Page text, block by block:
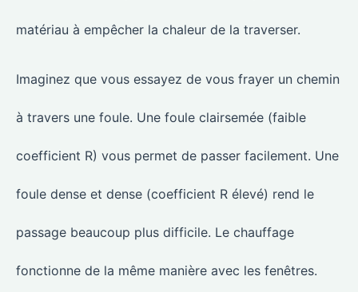
matériau à empêcher la chaleur de la traverser.
Imaginez que vous essayez de vous frayer un chemin
à travers une foule. Une foule clairsemée (faible
coefficient R) vous permet de passer facilement. Une
foule dense et dense (coefficient R élevé) rend le
passage beaucoup plus difficile. Le chauffage
fonctionne de la même manière avec les fenêtres.